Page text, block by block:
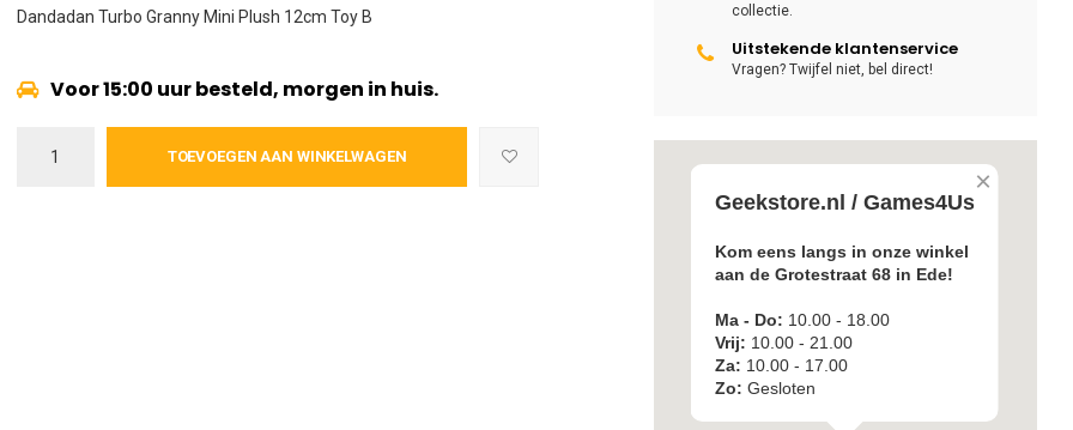
Dandadan Turbo Granny Mini Plush 12cm Toy B
Voor 15:00 uur besteld, morgen in huis.
TOEVOEGEN AAN WINKELWAGEN
collectie.
Uitstekende klantenservice
Vragen? Twijfel niet, bel direct!